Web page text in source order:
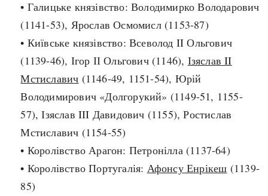
ВИ (НЕ) ЗНАЛИ
КАРТИ
НОТА БЕНЕ
ІНФОГРАФІКА
ПРЯМА МОВА
МОЯ ІСТОРІЯ
Рубрики
Авіація і космонавтика
Битви і війни
Катастрофи
Україна
Українська революція
Україна радянська
• Галицьке князівство: Володимирко Володарович
(1141-53), Ярослав Осмомисл (1153-87)
• Київське князівство: Всеволод II Ольгович
(1139-46), Ігор ІІ Ольгович (1146), Ізяслав II
Мстиславич (1146-49, 1151-54), Юрій
Володимирович «Долгорукий» (1149-51, 1155-
57), Ізяслав III Давидович (1155), Ростислав
Мстиславич (1154-55)
• Королівство Арагон: Петронілла (1137-64)
• Королівство Португалія: Афонсу Енрікеш (1139-
85)